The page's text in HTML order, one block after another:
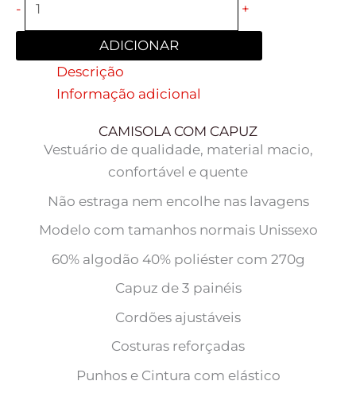
- +
ADICIONAR
Descrição
Informação adicional
CAMISOLA COM CAPUZ
Vestuário de qualidade, material macio,
confortável e quente
Não estraga nem encolhe nas lavagens
Modelo com tamanhos normais Unissexo
60% algodão 40% poliéster com 270g
Capuz de 3 painéis
Cordões ajustáveis
Costuras reforçadas
Punhos e Cintura com elástico